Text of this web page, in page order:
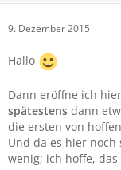
9. Dezember 2015
Hallo
Dann eröffne ich
spätestens dann
die ersten von
Und da es hier
wenig; ich hoffe, das